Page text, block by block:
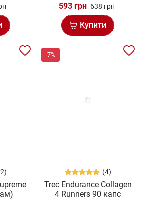
593 грн 638 грн
Купити
-7%
(4)
Trec Endurance Collagen
4 Runners 90 капс